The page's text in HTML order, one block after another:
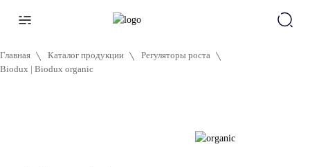
Главная Каталог продукции
Регуляторы роста
Biodux | Biodux organic